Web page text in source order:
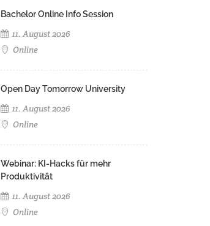
Bachelor Online Info Session
11. August 2026
Online
Open Day Tomorrow University
11. August 2026
Online
Webinar: KI-Hacks für mehr
Produktivität
11. August 2026
Online